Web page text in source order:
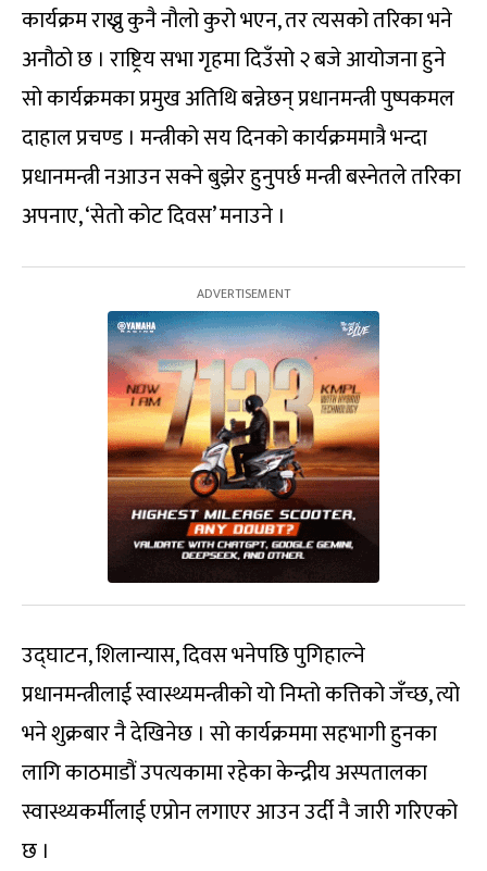
कार्यक्रम राख्नु कुनै नौलो कुरो भएन, तर त्यसको तरिका भने
अनौठो छ । राष्ट्रिय सभा गृहमा दिउँसो २ बजे आयोजना हुने
सो कार्यक्रमका प्रमुख अतिथि बन्नेछन् प्रधानमन्त्री पुष्पकमल
दाहाल प्रचण्ड । मन्त्रीको सय दिनको कार्यक्रममात्रै भन्दा
प्रधानमन्त्री नआउन सक्ने बुझेर हुनुपर्छ मन्त्री बस्नेतले तरिका
अपनाए, ‘सेतो कोट दिवस’ मनाउने ।
उद्घाटन, शिलान्यास, दिवस भनेपछि पुगिहाल्ने
प्रधानमन्त्रीलाई स्वास्थ्यमन्त्रीको यो निम्तो कत्तिको जँच्छ, त्यो
भने शुक्रबार नै देखिनेछ । सो कार्यक्रममा सहभागी हुनका
लागि काठमाडौं उपत्यकामा रहेका केन्द्रीय अस्पतालका
स्वास्थ्यकर्मीलाई एप्रोन लगाएर आउन उर्दी नै जारी गरिएको
छ ।